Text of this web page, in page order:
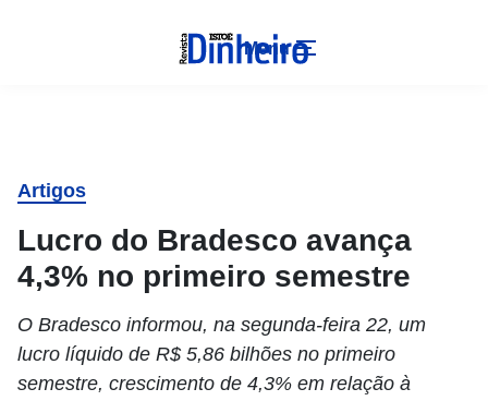
Menu
Artigos
Lucro do Bradesco avança
4,3% no primeiro semestre
O Bradesco informou, na segunda-feira 22, um
lucro líquido de R$ 5,86 bilhões no primeiro
semestre, crescimento de 4,3% em relação à